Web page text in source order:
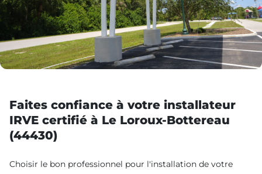
Faites confiance à votre installateur
IRVE certifié à Le Loroux-Bottereau
(44430)
Choisir le bon professionnel pour l'installation de votre